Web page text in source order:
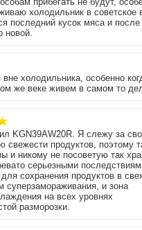
холодильник в советское
последний кусок мяса и после
новой.
холодильника, особенно
же веке живем в самом то
KGN39AW20R. Я слежу за
свежести продуктов, поэтому
и никому не посоветую так
серьезными
сохранения продуктов в
суперзамораживания, и зона
на всех уровнях
разморозки.